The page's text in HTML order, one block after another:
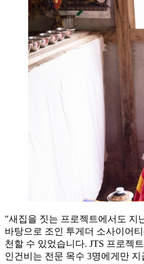
"새집을 짓는 프로젝트에서도 지
바탕으로 조인 투게더 소사이어티
천할 수 있었습니다. JTS 프로젝
인건비는 전문 목수 3명에게만